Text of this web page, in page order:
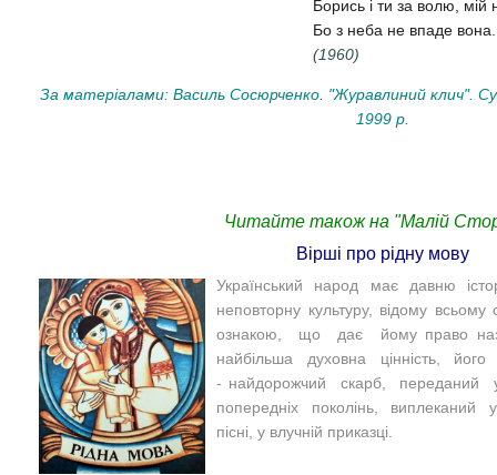
Борись і ти за волю, мій
Бо з неба не впаде вона.
(1960)
За матеріалами: Василь Сосюрченко. "Журавлиний клич".
1999 р.
Читайте також на "Малій
Вірші про рідну мову
Український народ має давню
неповторну культуру, відому
ознакою, що дає йому право
найбільша духовна цінність,
- найдорожчий скарб, переданий
попередніх поколінь, виплеканий
пісні, у влучній приказці.